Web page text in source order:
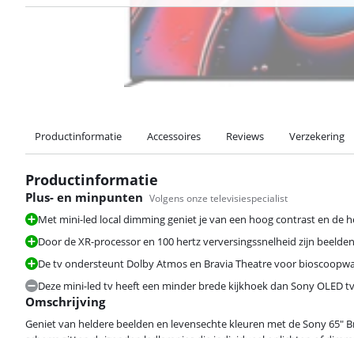
Productinformatie Accessoires Reviews Verzekering
Productinformatie
Plus- en minpunten Volgens onze televisiespecialist
Met mini-led local dimming geniet je van een hoog contrast en de
Door de XR-processor en 100 hertz verversingssnelheid zijn
De tv ondersteunt Dolby Atmos en Bravia Theatre voor
Deze mini-led tv heeft een minder brede kijkhoek dan Sony OLED
Omschrijving
Geniet van heldere beelden en levensechte kleuren met de Sony 65"